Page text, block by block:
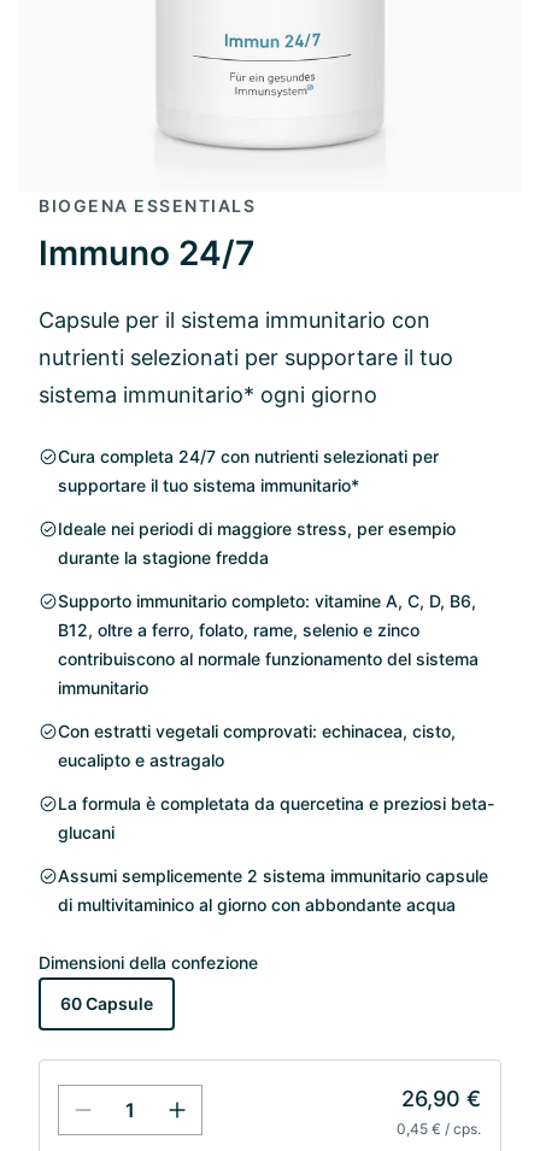
BIOGENA ESSENTIALS
Immuno 24/7
Capsule per il sistema immunitario con
nutrienti selezionati per supportare il tuo
sistema immunitario* ogni giorno
Cura completa 24/7 con nutrienti selezionati per
supportare il tuo sistema immunitario*
Ideale nei periodi di maggiore stress, per esempio
durante la stagione fredda
Supporto immunitario completo: vitamine A, C, D, B6,
B12, oltre a ferro, folato, rame, selenio e zinco
contribuiscono al normale funzionamento del sistema
immunitario
Con estratti vegetali comprovati: echinacea, cisto,
eucalipto e astragalo
La formula è completata da quercetina e preziosi beta-
glucani
Assumi semplicemente 2 sistema immunitario capsule
di multivitaminico al giorno con abbondante acqua
Dimensioni della confezione
60 Capsule
26,90 €
0,45 € / cps.